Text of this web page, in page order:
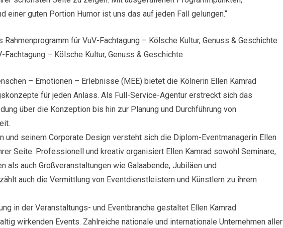
einer guten Portion Humor ist uns das auf jeden Fall gelungen.“
Rahmenprogramm für VuV-Fachtagung – Kölsche Kultur, Genuss & Geschichte
Fachtagung – Kölsche Kultur, Genuss & Geschichte
– Emotionen – Erlebnisse (MEE) bietet die Kölnerin Ellen Kamrad
für jeden Anlass. Als Full-Service-Agentur erstreckt sich das
über die Konzeption bis hin zur Planung und Durchführung von
und seinem Corporate Design versteht sich die Diplom-Eventmanagerin Ellen
Seite. Professionell und kreativ organisiert Ellen Kamrad sowohl Seminare,
als auch Großveranstaltungen wie Galaabende, Jubiläen und
auch die Vermittlung von Eventdienstleistern und Künstlern zu ihrem
in der Veranstaltungs- und Eventbranche gestaltet Ellen Kamrad
wirkenden Events. Zahlreiche nationale und internationale Unternehmen aller